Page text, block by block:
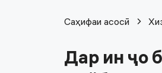
Саҳифаи асосӣ
Дар ин ҷо